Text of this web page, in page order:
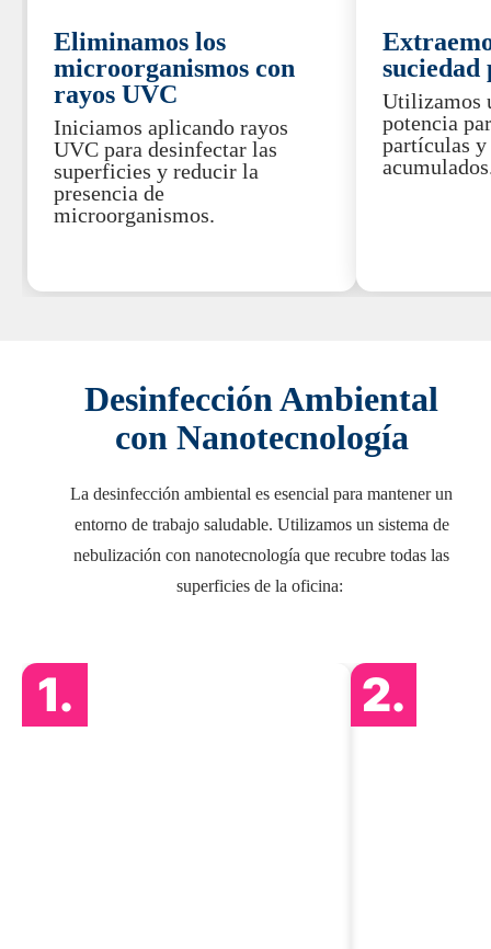
Eliminamos los
microorganismos con
rayos UVC
Iniciamos aplicando rayos
UVC para desinfectar las
superficies y reducir la
presencia de
microorganismos.
Utilizamos
potencia
partículas y
Desinfección Ambiental
con Nanotecnología
La desinfección ambiental es esencial para mantener un
entorno de trabajo saludable. Utilizamos un sistema de
nebulización con nanotecnología que recubre todas las
superficies de la oficina:
1. 2.